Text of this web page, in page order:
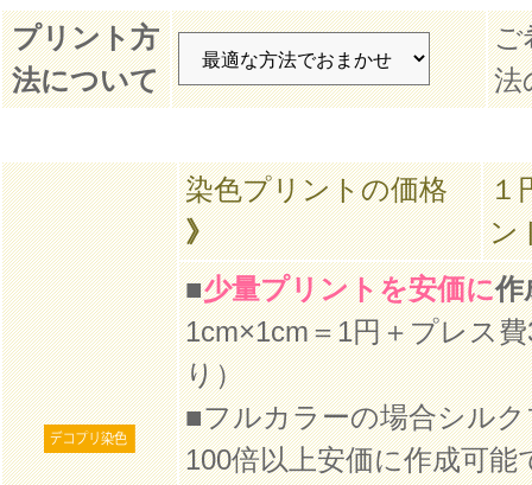
プリント方
法について
ご
法
染色プリントの価格
》
１
ン
■少量プリントを安価に作
1cm×1cm＝1円＋プレス
り）
■フルカラーの場合シル
100倍以上安価に作成可能